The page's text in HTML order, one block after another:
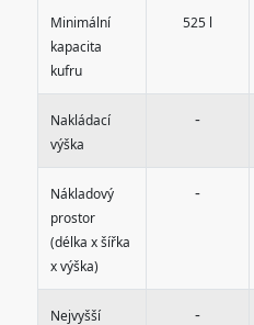
Minimální
kapacita
kufru
525 l
Nakládací
výška
-
Nákladový
prostor
(délka x šířka
x výška)
-
Nejvyšší
-